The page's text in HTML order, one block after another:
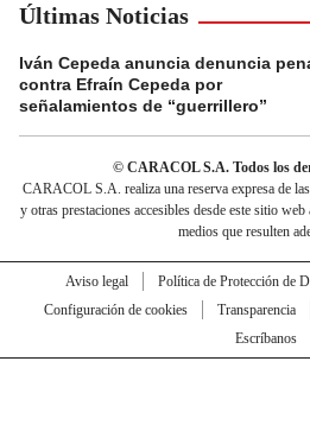
Últimas Noticias
Iván Cepeda anuncia denuncia
contra Efraín Cepeda por
señalamientos de “guerrillero”
© CARACOL S.A. Todos los
CARACOL S.A. realiza una reserva expresa de
y otras prestaciones accesibles desde este sitio
medios que resulten
Aviso legal Política de Protección de
Configuración de cookies
Transparencia
Escríbanos